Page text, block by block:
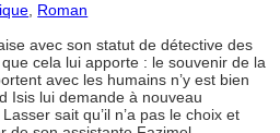
, Roman
avec son statut de détective des
cela lui apporte : le souvenir de la
avec les humains n’y est bien
Isis lui demande à nouveau
sait qu’il n’a pas le choix et